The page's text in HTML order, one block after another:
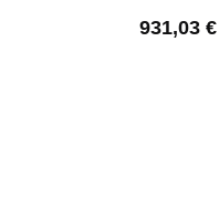
931,03 €